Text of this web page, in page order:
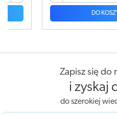
DO
Zapisz się do
i zyskaj
do szerokiej